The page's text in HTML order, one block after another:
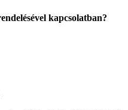
kapcsolatban?